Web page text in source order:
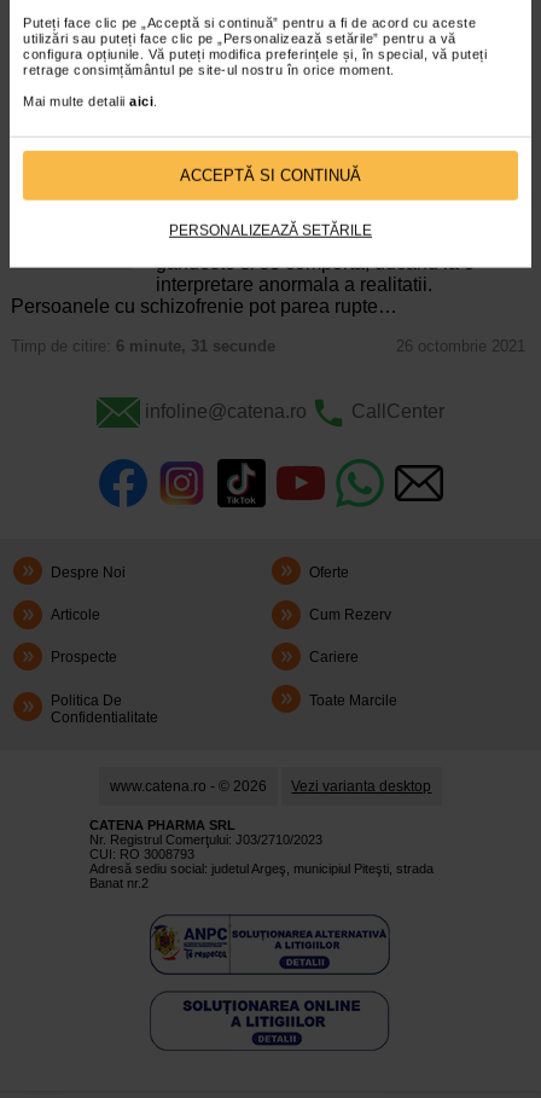
Puteți face clic pe „Acceptă si continuă” pentru a fi de acord cu aceste
utilizări sau puteți face clic pe „Personalizează setările” pentru a vă
configura opțiunile. Vă puteți modifica preferințele și, în special, vă puteți
retrage consimțământul pe site-ul nostru în orice moment.
Mai multe detalii aici.
ACCEPTĂ SI CONTINUĂ
PERSONALIZEAZĂ SETĂRILE
Producator: BRISTOL MYERS SQUIBB
*Pentru pret te asteptam in cea mai apropiata farmacie Catena
ARTICOLE RECOMANDATE
Tipuri de schizofrenie. Manifestari ale
schizofreniei
Boli neurologice si psihice
Schizofrenia este o afectiune psihica grava,
care afecteaza modul in care o persoana
gandeste si se comporta, ducand la o
interpretare anormala a realitatii.
Persoanele cu schizofrenie pot parea rupte…
Timp de citire: 6 minute, 31 secunde 26 octombrie 2021
infoline@catena.ro CallCenter
Despre Noi Oferte
Articole Cum Rezerv
Prospecte Cariere
Politica De
Confidentialitate
Toate Marcile
www.catena.ro - © 2026 Vezi varianta desktop
CATENA PHARMA SRL
Nr. Registrul Comerţului: J03/2710/2023
CUI: RO 3008793
Adresă sediu social: judetul Argeş, municipiul Piteşti, strada
Banat nr.2